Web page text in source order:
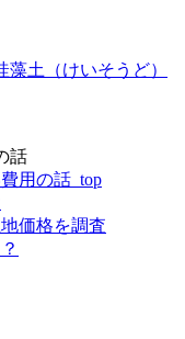
土（けいそうど）
話
用の話_top
価格を調査